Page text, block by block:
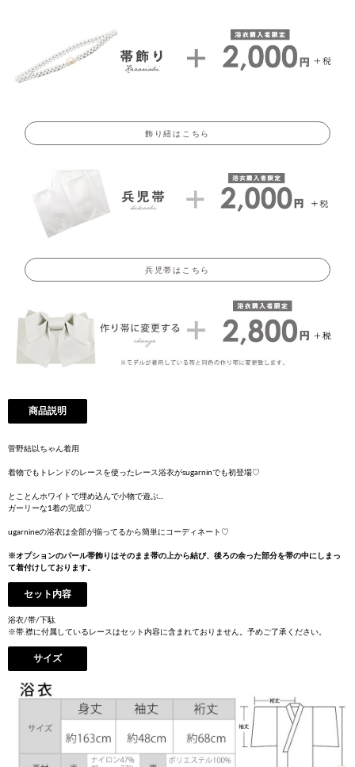
飾り紐はこちら
兵児帯はこちら
商品説明
菅野結以ちゃん着用
着物でもトレンドのレースを使ったレース浴衣がsugarninでも初登場♡
とことんホワイトで埋め込んで小物で遊ぶ...
ガーリーな1着の完成♡
ugarnineの浴衣は全部が揃ってるから簡単にコーディネート♡
※オプションのパール帯飾りはそのまま帯の上から結び、後ろの余った部分を帯の中にしまっ
て着付けしております。
セット内容
浴衣/帯/下駄
※帯.襟に付属しているレースはセット内容に含まれておりません。予めご了承ください。
サイズ